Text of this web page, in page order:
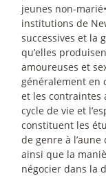
jeunes non-
institutions de
successives et la
qu’elles
amoureuses et
généralement en
et les contraintes
cycle de vie et
constituent les
de genre à
ainsi que la
négocier dans la